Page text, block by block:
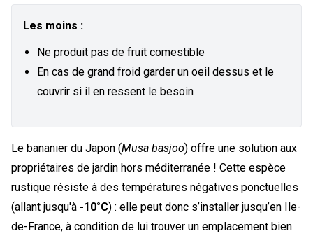
Les moins :
Ne produit pas de fruit comestible
En cas de grand froid garder un oeil dessus et le
couvrir si il en ressent le besoin
Le bananier du Japon (Musa basjoo) offre une solution aux
propriétaires de jardin hors méditerranée ! Cette espèce
rustique résiste à des températures négatives ponctuelles
(allant jusqu'à -10°C) : elle peut donc s’installer jusqu’en Ile-
de-France, à condition de lui trouver un emplacement bien